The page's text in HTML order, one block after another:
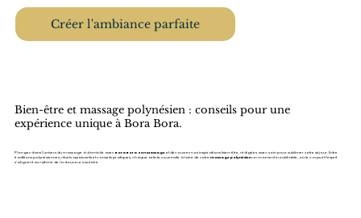
Créer l'ambiance parfaite
Bien-être et massage polynésien : conseils pour une
expérience unique à Bora Bora.
Plongez dans l’univers du massage à domicile avec Bora Bora Zen Massage et découvrez nos inspirations bien-être, rédigées avec soin pour sublimer votre séjour. Entre
traditions polynésiennes, rituels apaisants et conseils pratiques, chaque article vous invite à faire de votre massage polynésien un moment inoubliable, où le corps et l’esprit
s’alignent au rythme de la douceur insulaire.